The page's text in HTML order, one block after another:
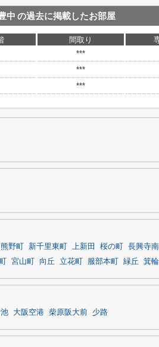
中 の過去に掲載したお部屋
間取り
***
***
***
熊野町 新千里東町 上新田 桜の町 長興寺南
宮山町 向丘 立花町 服部本町 緑丘 箕輪
大阪空港 柴原阪大前 少路